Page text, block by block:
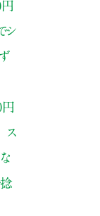
円
シ
円
ス
捻